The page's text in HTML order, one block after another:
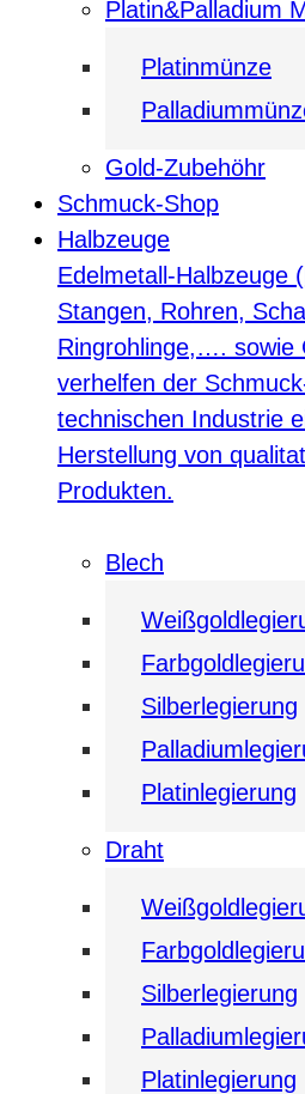
Platin&Palladium
Platinmünze
Gold-Zubehöhr
Schmuck-Shop
Halbzeuge
Edelmetall-Halbzeuge
Stangen, Rohren,
Ringrohlinge,…. sowie
verhelfen der
technischen Industrie
Herstellung von
Produkten.
Blech
Silberlegierung
Platinlegierung
Draht
Silberlegierung
Platinlegierung